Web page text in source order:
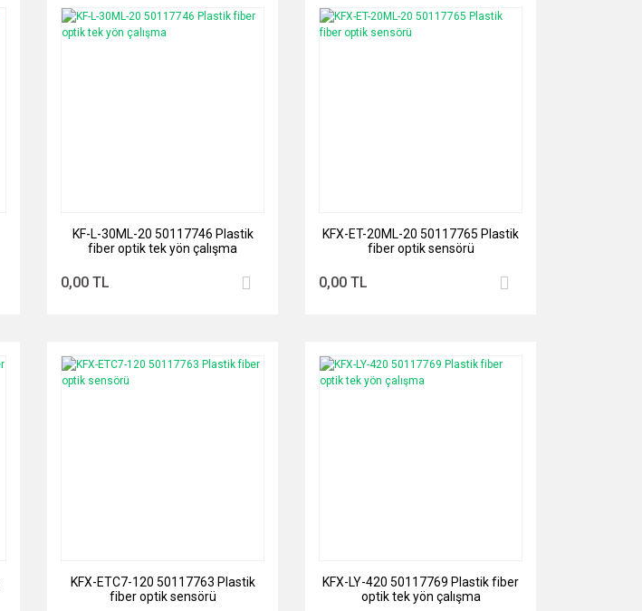
KF-L-30ML-20 50117746 Plastik
fiber optik tek yön çalışma
0,00 TL
KFX-ET-20ML-20 50117765 Plastik
fiber optik sensörü
0,00 TL
KFX-ETC7-120 50117763 Plastik
fiber optik sensörü
KFX-LY-420 50117769 Plastik fiber
optik tek yön çalışma